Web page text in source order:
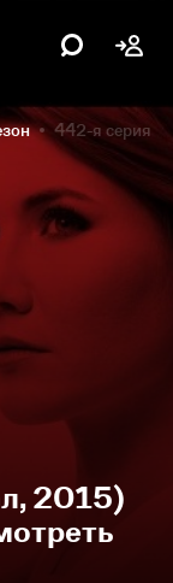
442-я серия
2015)